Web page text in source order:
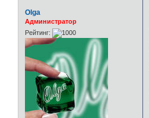
Olga
Администратор
Рейтинг: